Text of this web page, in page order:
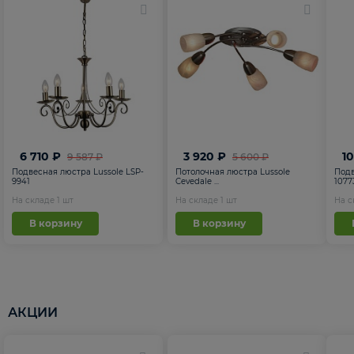
9 587 ₽
6 710 ₽
Подвесная люстра Lussole LSP-
9941
На складе 1 шт
В корзину
5 600 ₽
3 920 ₽
Потолочная люстра Lussole
Cevedale ...
На складе 1 шт
В корзину
На
АКЦИИ